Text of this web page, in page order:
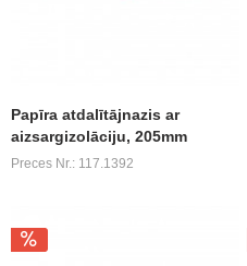
Papīra atdalītājnazis ar
aizsargizolāciju, 205mm
Preces Nr.: 117.1392